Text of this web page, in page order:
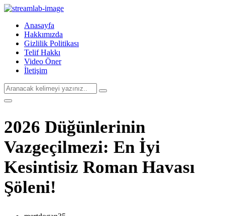
Anasayfa
Hakkımızda
Gizlilik Politikası
Telif Hakkı
Video Öner
İletişim
2026 Düğünlerinin
Vazgeçilmezi: En İyi
Kesintisiz Roman Havası
Şöleni!